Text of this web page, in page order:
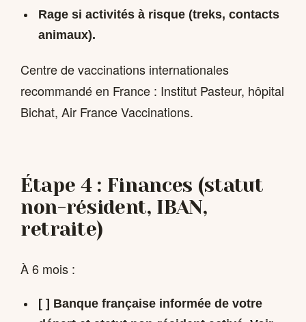
Ragesi activités à risque (treks, contacts
animaux).
Centre de vaccinations internationales
recommandé en France : Institut Pasteur, hôpital
Bichat, Air France Vaccinations.
Étape 4 : Finances (statut
non-résident, IBAN,
retraite)
À 6 mois :
[ ] Banque française informée de votre